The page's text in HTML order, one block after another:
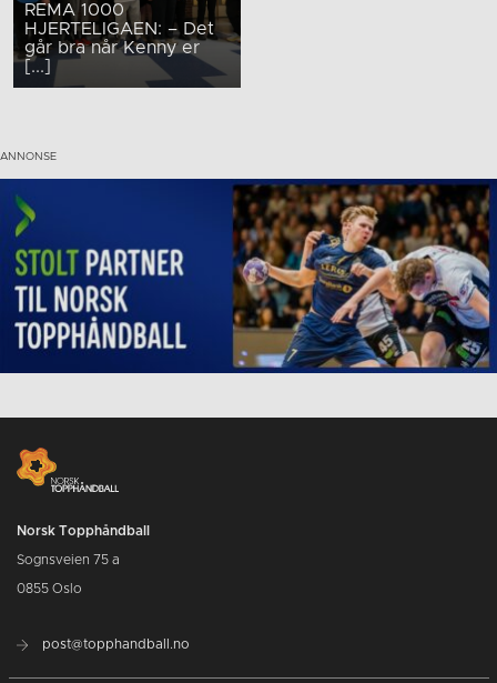
REMA 1000
HJERTELIGAEN: – Det
går bra når Kenny er
[...]
Norsk Topphåndball
Sognsveien 75 a
0855 Oslo
post@topphandball.no